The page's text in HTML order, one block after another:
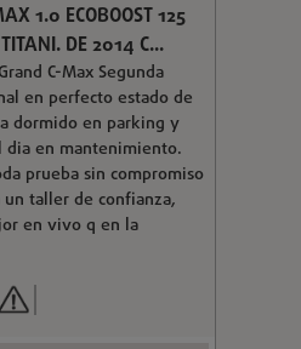
1.0 ECOBOOST 125
DE 2014 C...
C-Max Segunda
en perfecto estado de
dormido en parking y
dia en mantenimiento.
prueba sin compromiso
taller de confianza,
en vivo q en la